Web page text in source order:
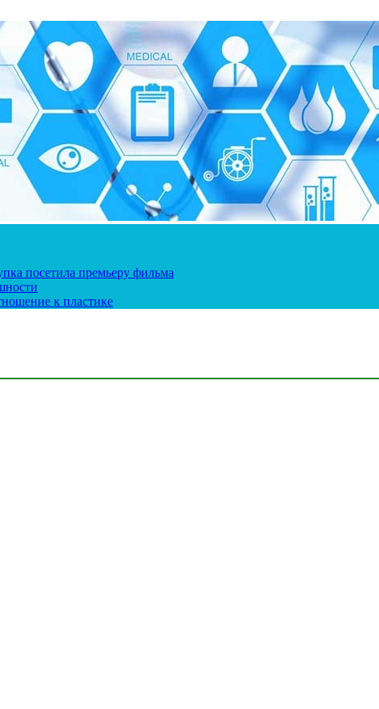
посетила премьеру фильма
к пластике